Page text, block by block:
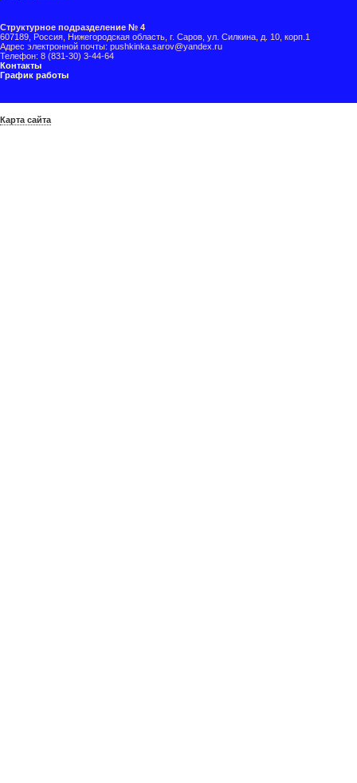
Структурное подразделение № 4
607189, Россия, Нижегородская область, г. Саров, ул. Силкина, д. 10, корп.1
Адрес электронной почты: pushkinka.sarov@yandex.ru
Телефон: 8 (831-30) 3-44-64
Контакты
График работы
Карта сайта